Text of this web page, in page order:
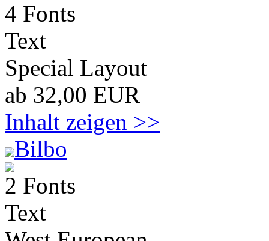
4 Fonts
Text
Special Layout
ab 32,00 EUR
Inhalt zeigen >>
Bilbo
2 Fonts
Text